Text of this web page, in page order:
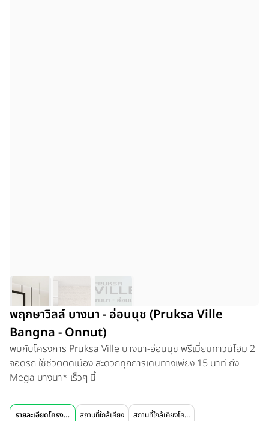
พฤกษาวิลล์ บางนา - อ่อนนุช (Pruksa Ville
Bangna - Onnut)
พบกับโครงการ Pruksa Ville บางนา-อ่อนนุช พรีเมี่ยมทาวน์โฮม 2
จอดรถ ใช้ชีวิตติดเมือง สะดวกทุกการเดินทางเพียง 15 นาที ถึง
Mega บางนา* เร็วๆ นี้
รายละเอียดโครงการ สถานที่ใกล้เคียง สถานที่ใกล้เคียงโครงการ